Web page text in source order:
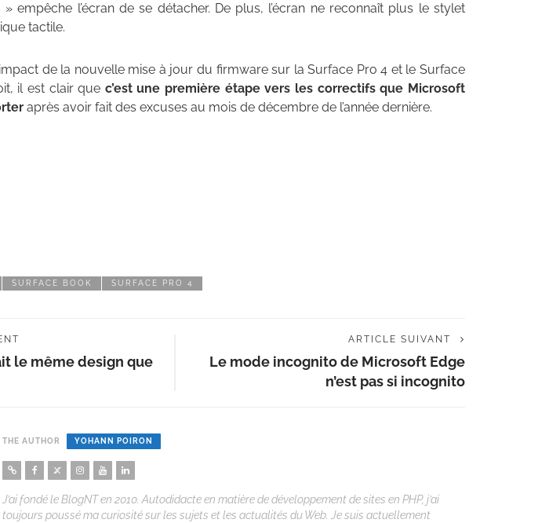
empêche l’écran de se détacher. De plus, l’écran ne reconnaît plus le stylet
tactile.
de la nouvelle mise à jour du firmware sur la Surface Pro 4 et le Surface
il est clair que c’est une première étape vers les correctifs que Microsoft
après avoir fait des excuses au mois de décembre de l’année dernière.
SURFACE BOOK SURFACE PRO 4
le même design que
ARTICLE SUIVANT
Le mode incognito de Microsoft Edge
n’est pas si incognito
THE AUTHOR YOHANN POIRON
J’ai fondé le BlogNT en 2010. Autodidacte en matière de développement de sites en PHP, j’ai
toujours poussé ma curiosité sur les sujets et les actualités du Web. Je suis actuellement